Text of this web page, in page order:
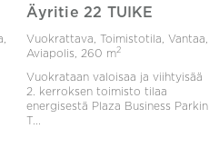
Äyritie 22 TUIKE
Vuokrattava, Toimistotila, Vantaa,
Aviapolis, 260 m2
Vuokrataan valoisaa ja viihtyisää
2. kerroksen toimisto tilaa
energisestä Plaza Business Parkin
T...